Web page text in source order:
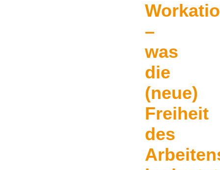
–
was
die
(neue)
Freiheit
des